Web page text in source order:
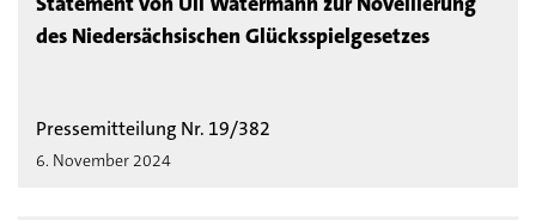
des Niedersächsischen Glücksspielgesetzes
Pressemitteilung Nr. 19/382
6. November 2024